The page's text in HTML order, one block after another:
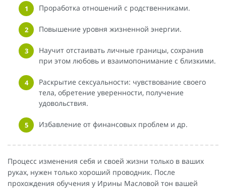
Проработка отношений с родственниками.
Повышение уровня жизненной энергии.
Научит отстаивать личные границы, сохранив
при этом любовь и взаимопонимание с близкими.
Раскрытие сексуальности: чувствование своего
тела, обретение уверенности, получение
удовольствия.
Избавление от финансовых проблем и др.
Процесс изменения себя и своей жизни только в ваших
руках, нужен только хороший проводник. После
прохождения обучения у Ирины Масловой тон вашей